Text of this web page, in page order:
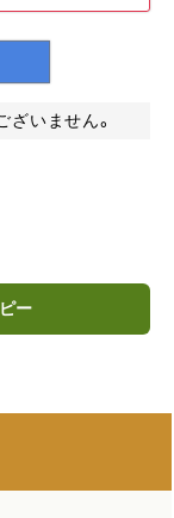
いません。
ー